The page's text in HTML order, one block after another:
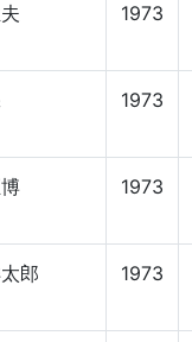
1973
1973
1973
郎 1973